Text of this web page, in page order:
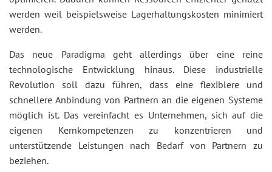
werden weil beispielsweise Lagerhaltungskosten minimiert
werden.
Das neue Paradigma geht allerdings über eine reine
technologische Entwicklung hinaus. Diese industrielle
Revolution soll dazu führen, dass eine flexiblere und
schnellere Anbindung von Partnern an die eigenen Systeme
möglich ist. Das vereinfacht es Unternehmen, sich auf die
eigenen Kernkompetenzen zu konzentrieren und
unterstützende Leistungen nach Bedarf von Partnern zu
beziehen.